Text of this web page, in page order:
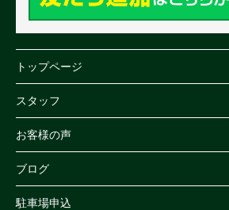
トップページ
スタッフ
お客様の声
ブログ
駐車場申込